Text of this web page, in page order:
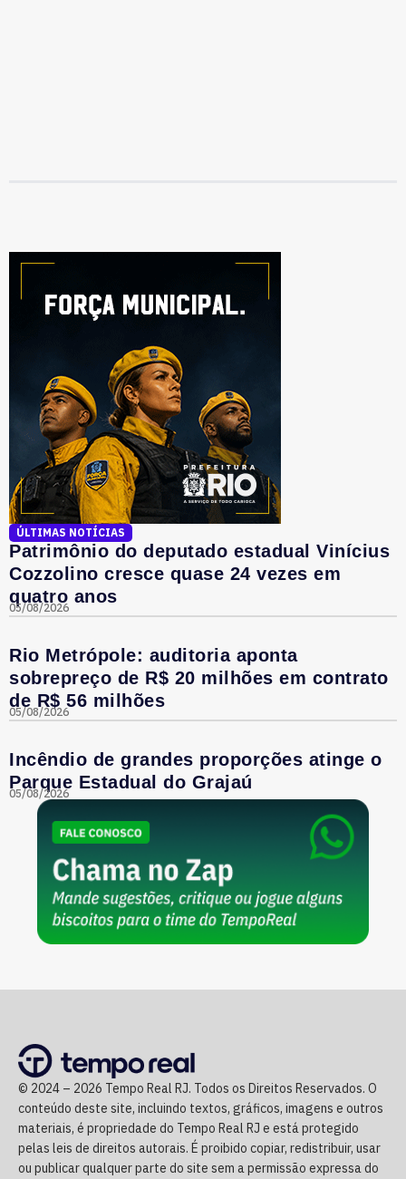
ÚLTIMAS NOTÍCIAS
Patrimônio do deputado estadual Vinícius
Cozzolino cresce quase 24 vezes em
quatro anos
05/08/2026
Rio Metrópole: auditoria aponta
sobrepreço de R$ 20 milhões em contrato
de R$ 56 milhões
05/08/2026
Incêndio de grandes proporções atinge o
Parque Estadual do Grajaú
05/08/2026
© 2024 – 2026 Tempo Real RJ. Todos os Direitos Reservados. O
conteúdo deste site, incluindo textos, gráficos, imagens e outros
materiais, é propriedade do Tempo Real RJ e está protegido
pelas leis de direitos autorais. É proibido copiar, redistribuir, usar
ou publicar qualquer parte do site sem a permissão expressa do